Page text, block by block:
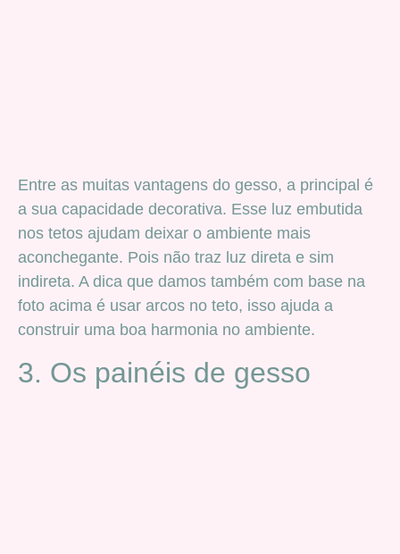
Entre as muitas vantagens do gesso, a principal é
a sua capacidade decorativa. Esse luz embutida
nos tetos ajudam deixar o ambiente mais
aconchegante. Pois não traz luz direta e sim
indireta. A dica que damos também com base na
foto acima é usar arcos no teto, isso ajuda a
construir uma boa harmonia no ambiente.
3. Os painéis de gesso